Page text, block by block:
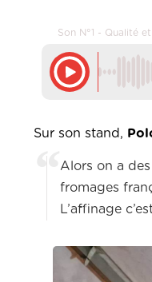
Son N°1 - Qualité
Sur son stand,
Alors on a
fromages
L’affinage